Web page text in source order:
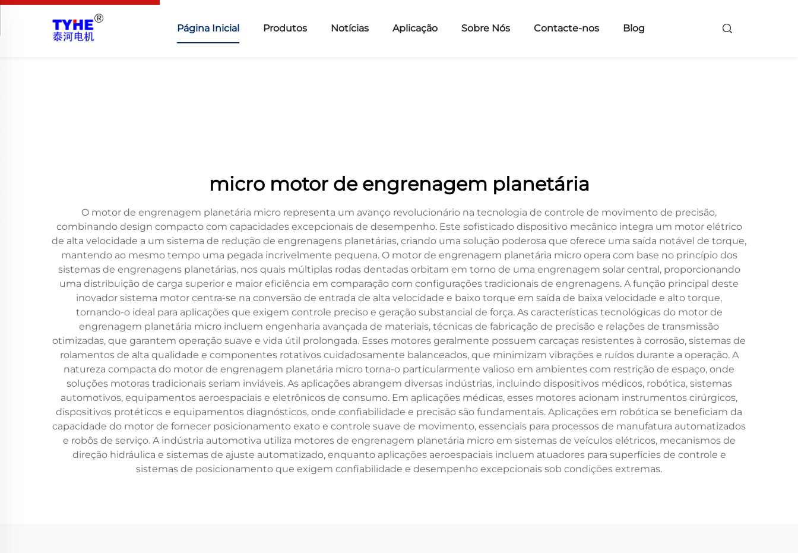
Página Inicial Produtos Notícias Aplicação Sobre Nós Contacte-nos Blog
micro motor de engrenagem planetária
O motor de engrenagem planetária micro representa um avanço revolucionário na tecnologia de controle de movimento de precisão,
combinando design compacto com capacidades excepcionais de desempenho. Este sofisticado dispositivo mecânico integra um motor elétrico
de alta velocidade a um sistema de redução de engrenagens planetárias, criando uma solução poderosa que oferece uma saída notável de torque,
mantendo ao mesmo tempo uma pegada incrivelmente pequena. O motor de engrenagem planetária micro opera com base no princípio dos
sistemas de engrenagens planetárias, nos quais múltiplas rodas dentadas orbitam em torno de uma engrenagem solar central, proporcionando
uma distribuição de carga superior e maior eficiência em comparação com configurações tradicionais de engrenagens. A função principal deste
inovador sistema motor centra-se na conversão de entrada de alta velocidade e baixo torque em saída de baixa velocidade e alto torque,
tornando-o ideal para aplicações que exigem controle preciso e geração substancial de força. As características tecnológicas do motor de
engrenagem planetária micro incluem engenharia avançada de materiais, técnicas de fabricação de precisão e relações de transmissão
otimizadas, que garantem operação suave e vida útil prolongada. Esses motores geralmente possuem carcaças resistentes à corrosão, sistemas de
rolamentos de alta qualidade e componentes rotativos cuidadosamente balanceados, que minimizam vibrações e ruídos durante a operação. A
natureza compacta do motor de engrenagem planetária micro torna-o particularmente valioso em ambientes com restrição de espaço, onde
soluções motoras tradicionais seriam inviáveis. As aplicações abrangem diversas indústrias, incluindo dispositivos médicos, robótica, sistemas
automotivos, equipamentos aeroespaciais e eletrônicos de consumo. Em aplicações médicas, esses motores acionam instrumentos cirúrgicos,
dispositivos protéticos e equipamentos diagnósticos, onde confiabilidade e precisão são fundamentais. Aplicações em robótica se beneficiam da
capacidade do motor de fornecer posicionamento exato e controle suave de movimento, essenciais para processos de manufatura automatizados
e robôs de serviço. A indústria automotiva utiliza motores de engrenagem planetária micro em sistemas de veículos elétricos, mecanismos de
direção hidráulica e sistemas de ajuste automatizado, enquanto aplicações aeroespaciais incluem atuadores para superfícies de controle e
sistemas de posicionamento que exigem confiabilidade e desempenho excepcionais sob condições extremas.